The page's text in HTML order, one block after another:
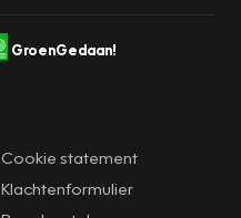
GroenGedaan!
Cookie statement
Klachtenformulier